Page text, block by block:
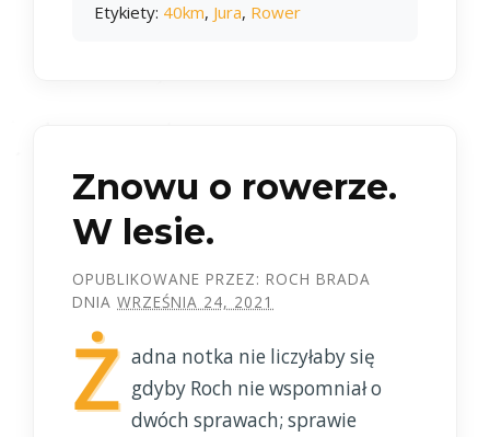
Etykiety: 40km, Jura, Rower
Znowu o rowerze.
W lesie.
OPUBLIKOWANE PRZEZ: ROCH BRADA
DNIA WRZEŚNIA 24, 2021
Ż adna notka nie liczyłaby się
gdyby Roch nie wspomniał o
dwóch sprawach; sprawie